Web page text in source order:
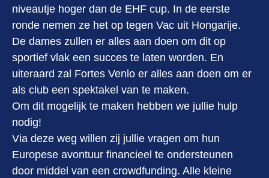
niveautje hoger dan de EHF cup. In de eerste
ronde nemen ze het op tegen Vac uit Hongarije.
De dames zullen er alles aan doen om dit op
sportief vlak een succes te laten worden. En
uiteraard zal Fortes Venlo er alles aan doen om er
als club een spektakel van te maken.
Om dit mogelijk te maken hebben we jullie hulp
nodig!
Via deze weg willen zij jullie vragen om hun
Europese avontuur financieel te ondersteunen
door middel van een crowdfunding. Alle kleine